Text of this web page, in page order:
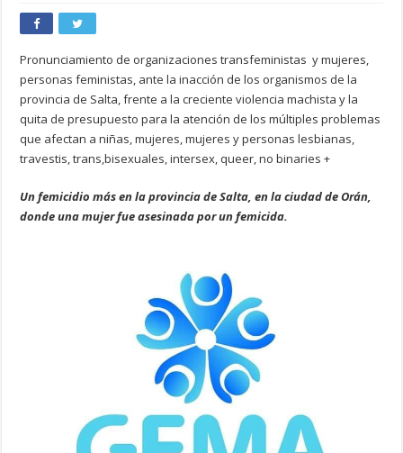
Pronunciamiento de organizaciones transfeministas y mujeres,
personas feministas, ante la inacción de los organismos de la
provincia de Salta, frente a la creciente violencia machista y la
quita de presupuesto para la atención de los múltiples problemas
que afectan a niñas, mujeres, mujeres y personas lesbianas,
travestis, trans,bisexuales, intersex, queer, no binaries +
Un femicidio más en la provincia de Salta, en la ciudad de Orán,
donde una mujer fue asesinada por un femicida.